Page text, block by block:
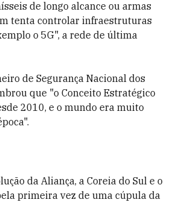
de longo alcance ou armas
tenta controlar infraestruturas
o 5G", a rede de última
de Segurança Nacional dos
que "o Conceito Estratégico
2010, e o mundo era muito
da Aliança, a Coreia do Sul e o
primeira vez de uma cúpula da